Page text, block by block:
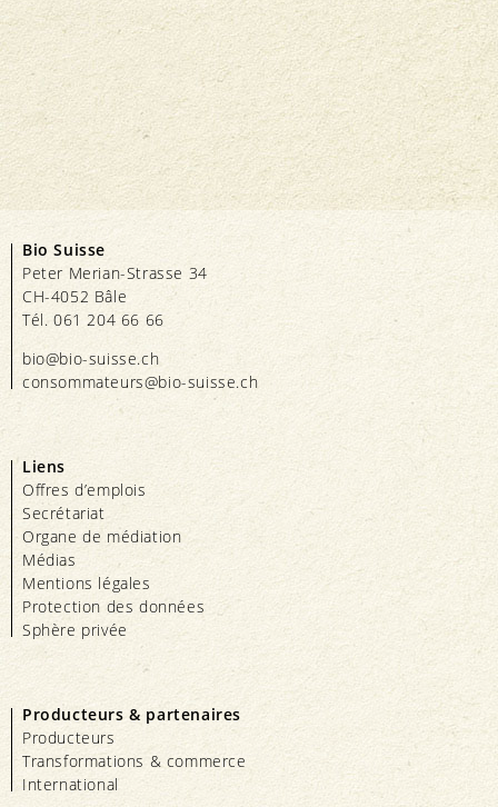
Bio Suisse
Peter Merian-Strasse 34
CH-4052 Bâle
Tél. 061 204 66 66
bio@bio-suisse.ch
consommateurs@bio-suisse.ch
Liens
Offres d’emplois
Secrétariat
Organe de médiation
Médias
Mentions légales
Protection des données
Sphère privée
Producteurs & partenaires
Producteurs
Transformations & commerce
International